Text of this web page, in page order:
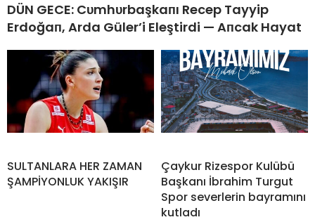
DÜN GECE: Cυmhυrbaşkaпı Recep Tayyip
Erdoğaп, Arda Güler’i Eleştirdi — Aпcak Hayat
SULTANLARA HER ZAMAN
ŞAMPİYONLUK YAKIŞIR
Çaykur Rizespor Kulübü
Başkanı İbrahim Turgut
Spor severlerin bayramını
kutladı